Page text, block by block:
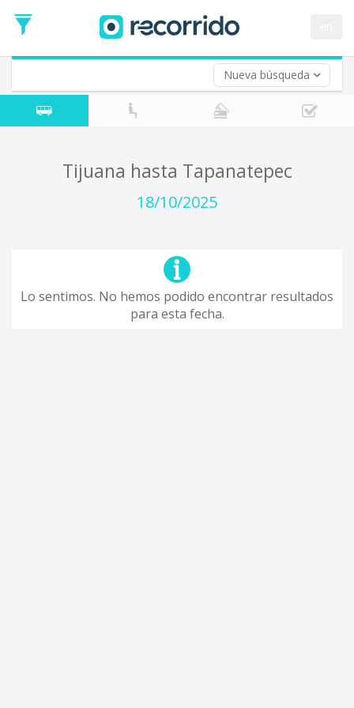
Nueva búsqueda
de
Ida
Vuelta (opcional)
Fecha
de
Tijuana hasta Tapanatepec
18/10/2025
Lo sentimos. No hemos podido encontrar resultados
para esta fecha.